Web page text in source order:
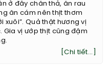
ở đây chăn thả, ăn rau
ăn cám nên thịt thơm
xuôi”. Quả thật hương vị
Gia vị ướp thịt cũng đậm
[Chi tiết...]